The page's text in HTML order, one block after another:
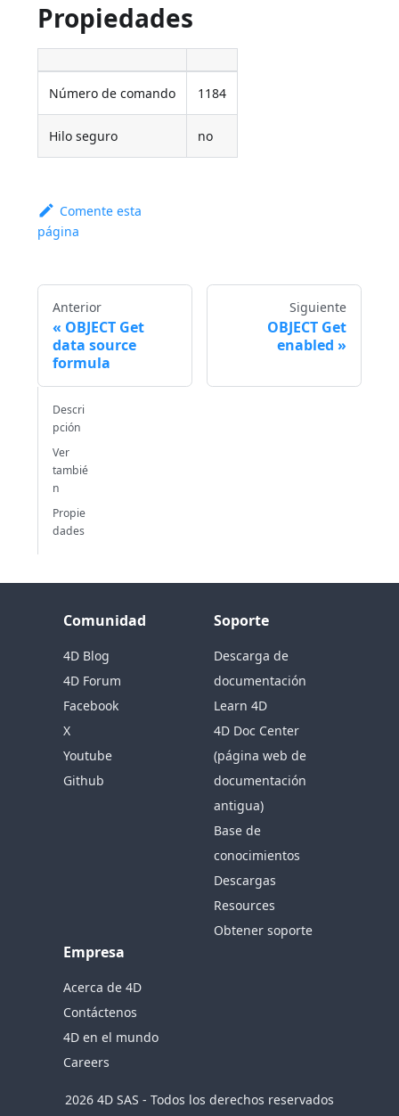
Propiedades
Número de comando 1184
Hilo seguro no
Comente esta
página
Anterior
OBJECT Get
data source
formula
Siguiente
OBJECT Get
enabled
Descri
pción
Ver
tambié
n
Propie
dades
Comunidad
4D Blog
4D Forum
Facebook
X
Youtube
Github
Soporte
Descarga de
documentación
Learn 4D
4D Doc Center
(página web de
documentación
antigua)
Base de
conocimientos
Descargas
Resources
Obtener soporte
Empresa
Acerca de 4D
Contáctenos
4D en el mundo
Careers
2026 4D SAS - Todos los derechos reservados